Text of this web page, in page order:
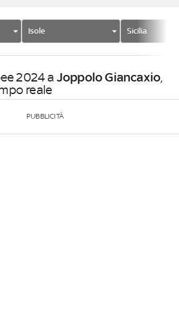
Isole Sicilia
2024 a Joppolo Giancaxio,
reale
PUBBLICITÀ